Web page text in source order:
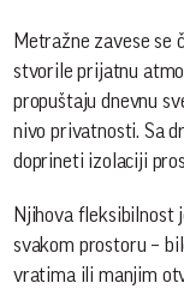
Metražne zavese se
stvorile prijatnu
propuštaju dnevnu
nivo privatnosti. Sa
doprineti izolaciji
Njihova fleksibilnost
svakom prostoru –
vratima ili manjim